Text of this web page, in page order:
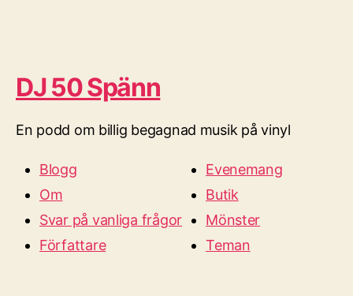
DJ 50 Spänn
En podd om billig begagnad musik på vinyl
Blogg
Om
Svar på vanliga frågor
Författare
Evenemang
Butik
Mönster
Teman